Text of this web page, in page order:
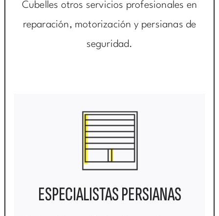
Cubelles otros servicios profesionales en
reparación, motorización y persianas de
seguridad.
ESPECIALISTAS PERSIANAS